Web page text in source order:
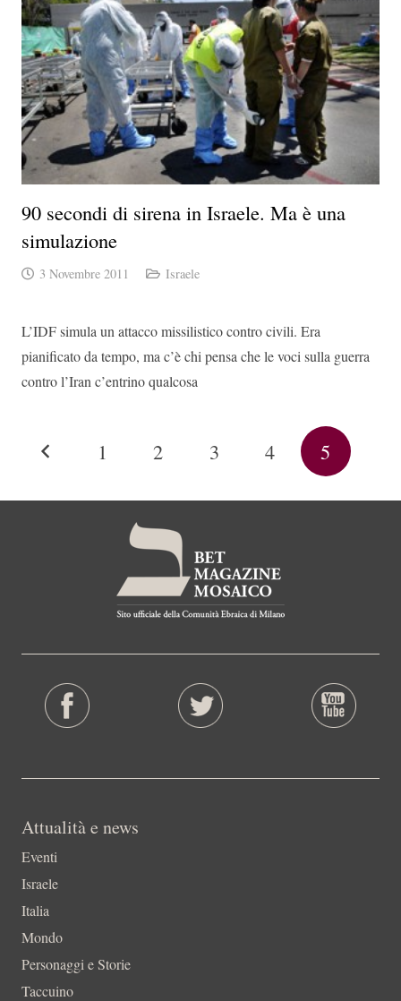
90 secondi di sirena in Israele. Ma è una
simulazione
3 Novembre 2011 Israele
L’IDF simula un attacco missilistico contro civili. Era
pianificato da tempo, ma c’è chi pensa che le voci sulla guerra
contro l’Iran c’entrino qualcosa
1 2 3 4 5
Attualità e news
Eventi
Israele
Italia
Mondo
Personaggi e Storie
Taccuino